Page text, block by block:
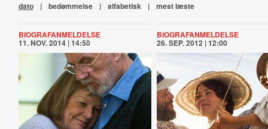
dato | bedømmelse | alfabetisk | mest læste
BIOGRAFANMELDELSE
11. NOV. 2014 | 14:50
BIOGRAFANMELDELSE
26. SEP. 2012 | 12:00